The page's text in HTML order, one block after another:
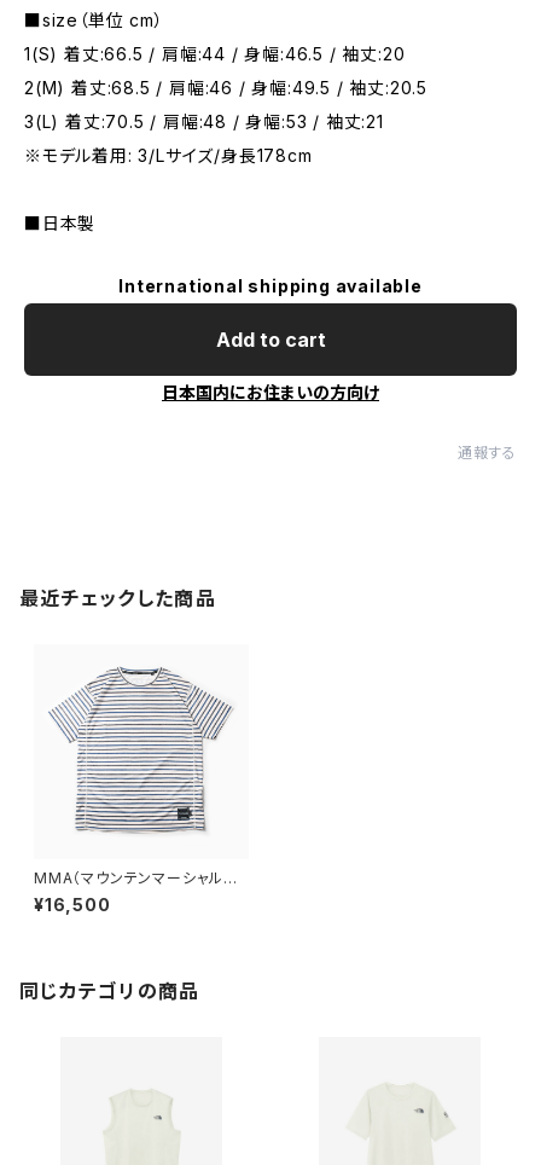
■size（単位 cm）
1(S) 着丈:66.5 / 肩幅:44 / 身幅:46.5 / 袖丈:20
2(M) 着丈:68.5 / 肩幅:46 / 身幅:49.5 / 袖丈:20.5
3(L) 着丈:70.5 / 肩幅:48 / 身幅:53 / 袖丈:21
※モデル着用: 3/Lサイズ/身長178cm
■日本製
International shipping available
Add to cart
日本国内にお住まいの方向け
通報する
最近チェックした商品
MMA（マウンテンマーシャルア
ーツ） POLARTEC®︎ Border
Tee
¥16,500
同じカテゴリの商品